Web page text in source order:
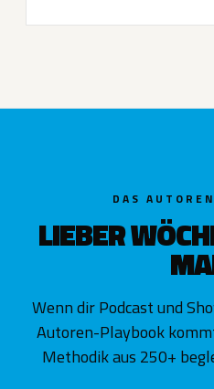
DAS
LIEBER
Wenn dir Podcast und
Autoren-Playbook
Methodik aus 250+